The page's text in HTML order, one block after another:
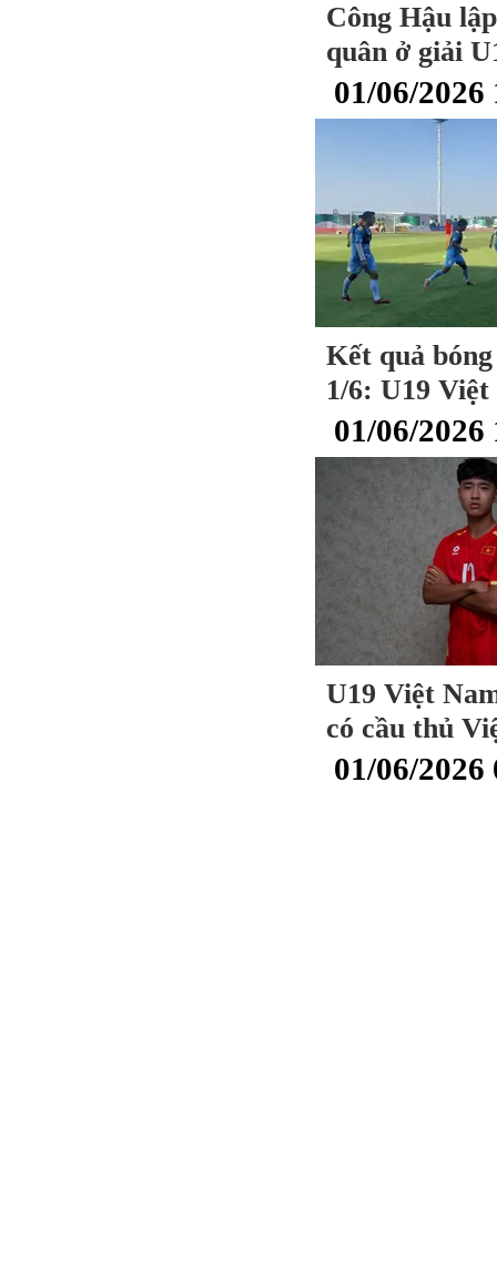
Công Hậu
quân ở giải
01/06/2026
Kết quả
1/6: U19
01/06/2026
U19 Việt
có cầu thủ
01/06/2026